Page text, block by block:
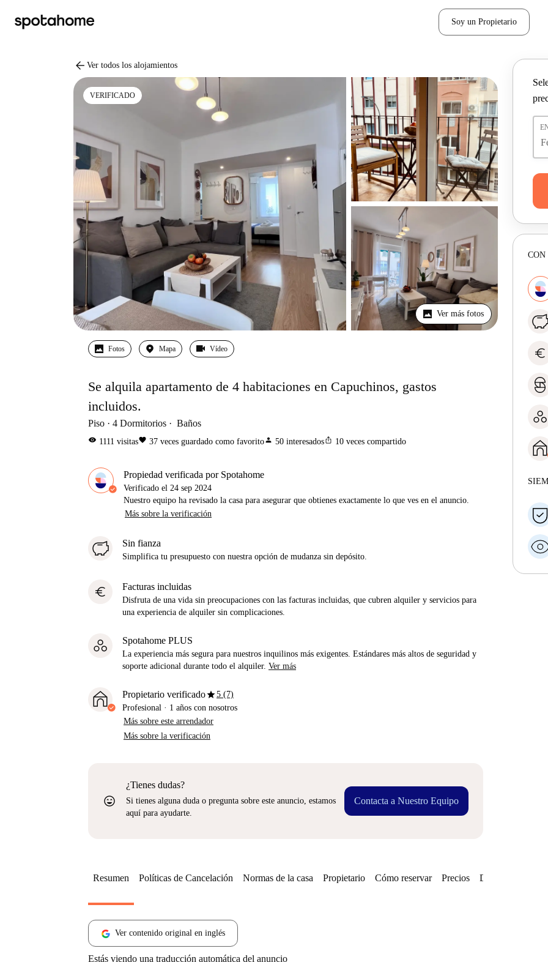
Soy un Propietario
arrow_back Ver todos los alojamientos
VERIFICADO
Ver más fotos
Fotos Mapa Vídeo
Se alquila apartamento de 4 habitaciones en Capuchinos, gastos
incluidos.
Piso 4 Dormitorios Baños
visibility 1111 visitasfavorite 37 veces guardado como favoritoperson 50 interesadosios_share 10 veces compartido
Propiedad verificada por Spotahome
Verificado el 24 sep 2024
Nuestro equipo ha revisado la casa para asegurar que obtienes exactamente lo que ves en el anuncio.
Más sobre la verificación
Sin fianza
Simplifica tu presupuesto con nuestra opción de mudanza sin depósito.
euro Facturas incluidas
Disfruta de una vida sin preocupaciones con las facturas incluidas, que cubren alquiler y servicios para
una experiencia de alquiler sin complicaciones.
Spotahome PLUS
La experiencia más segura para nuestros inquilinos más exigentes. Estándares más altos de seguridad y
soporte adicional durante todo el alquiler. Ver más
Propietario verificadostar5 (7)
Profesional · 1 años con nosotros
Más sobre este arrendador
Más sobre la verificación
sentiment_very_satisfied
¿Tienes dudas?
Si tienes alguna duda o pregunta sobre este anuncio, estamos
aquí para ayudarte.
Contacta a Nuestro Equipo
CON
euro
Resumen Políticas de Cancelación Normas de la casa Propietario Cómo reservar Precios Disponibilidades
Ver contenido original en inglés
Estás viendo una traducción automática del anuncio